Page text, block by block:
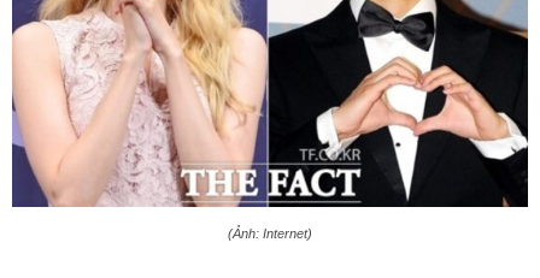
(Ảnh: Internet)